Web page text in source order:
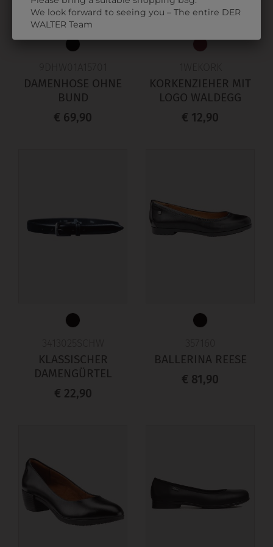
DAMENHOSE OHNE
BUND
€ 69,90
KORKENZIEHER MIT
LOGO WALDEGG
€ 12,90
KLASSISCHER
DAMENGÜRTEL
€ 22,90
BALLERINA REESE
€ 81,90
We look forward to seeing you – The entire DER
WALTER Team